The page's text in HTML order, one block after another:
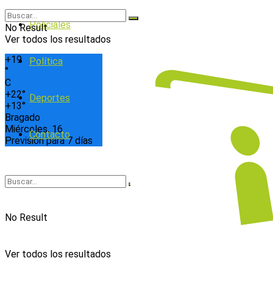
+19
°
C
+22°
+13°
Bragado
Miércoles, 16
Previsión para 7 días
Policiales
Política
Deportes
Contacto
No Result
Ver todos los resultados
No Result
Ver todos los resultados